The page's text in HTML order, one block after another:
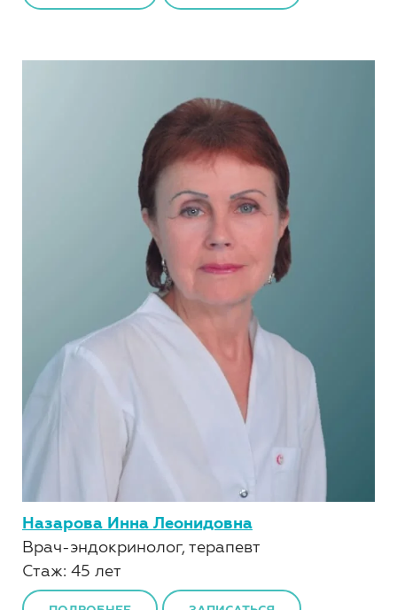
Назарова Инна Леонидовна
Врач-эндокринолог, терапевт
Стаж: 45 лет